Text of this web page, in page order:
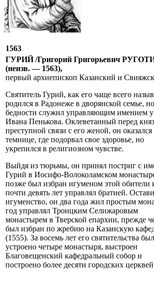
1563
ГУРИЙ /Григорий Григорьевич
(неизв. — 1563),
первый архиепископ Казанский и
Святитель Гурий, как его чаще всего
родился в Радонеже в дворянской семье,
бедности служил управляющим имением у
Ивана Пенькова. Оклеветанный перед
преступной связи с его женой, он оказался
темнице, где подорвал свое здоровье, но
укрепился в религиозном чувстве.
Выйдя из тюрьмы, он принял постриг с
Гурий в Иосифо-Волоколамском
позже был избран игуменом этой обители
почти девять лет управлял братией.
игуменство, он два года жил простым
год управлял Троицким Селижаровым
монастырем в Тверской епархии, прежде
был избран по жребию на Казанскую
(1555). За восемь лет его святительства
устроено четыре монастыря, выстроен
Благовещенский кафедральный собор и
построено более десяти городских